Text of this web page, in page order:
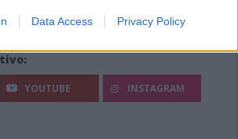
Data Access Privacy Policy
YOUTUBE INSTAGRAM